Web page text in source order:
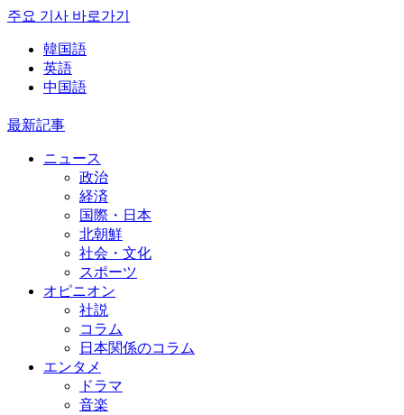
주요 기사 바로가기
韓国語
英語
中国語
最新記事
ニュース
政治
経済
国際・日本
北朝鮮
社会・文化
スポーツ
オピニオン
社説
コラム
日本関係のコラム
エンタメ
ドラマ
音楽